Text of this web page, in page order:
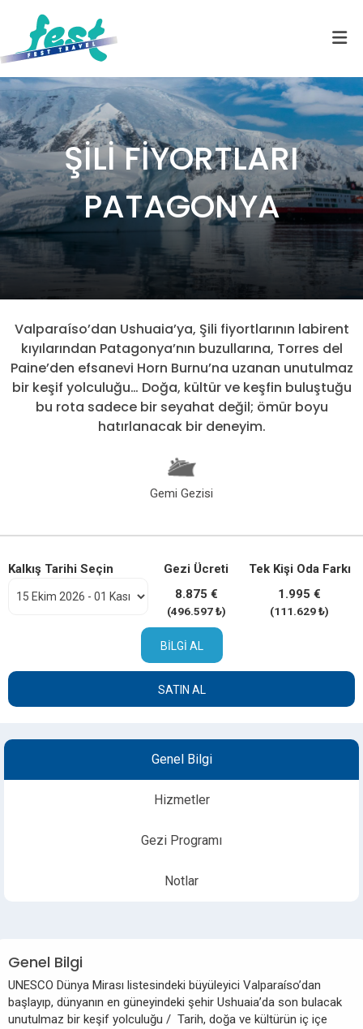
ŞİLİ FİYORTLARI
PATAGONYA
Valparaíso’dan Ushuaia’ya, Şili fiyortlarının labirent
kıyılarından Patagonya’nın buzullarına, Torres del
Paine’den efsanevi Horn Burnu’na uzanan unutulmaz
bir keşif yolculuğu… Doğa, kültür ve keşfin buluştuğu
bu rota sadece bir seyahat değil; ömür boyu
hatırlanacak bir deneyim.
Gemi Gezisi
Kalkış Tarihi Seçin
Gezi Ücreti
8.875 €
(496.597 ₺)
Tek Kişi Oda Farkı
1.995 €
(111.629 ₺)
BILGI AL
SATIN AL
Genel Bilgi
Hizmetler
Gezi Programı
Notlar
Genel Bilgi
UNESCO Dünya Mirası listesindeki büyüleyici Valparaíso’dan
başlayıp, dünyanın en güneyindeki şehir Ushuaia’da son bulacak
unutulmaz bir keşif yolculuğu / Tarih, doğa ve kültürün iç içe